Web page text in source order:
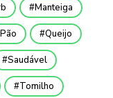
Manteiga
Pão Queijo
Saudável
Tomilho